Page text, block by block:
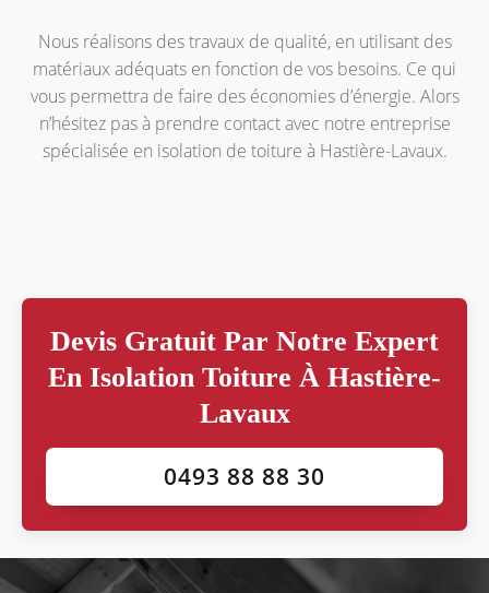
Nous réalisons des travaux de qualité, en utilisant des
matériaux adéquats en fonction de vos besoins. Ce qui
vous permettra de faire des économies d’énergie. Alors
n’hésitez pas à prendre contact avec notre entreprise
spécialisée en isolation de toiture à Hastière-Lavaux.
Devis Gratuit Par Notre Expert
En Isolation Toiture À Hastière-
Lavaux
0493 88 88 30